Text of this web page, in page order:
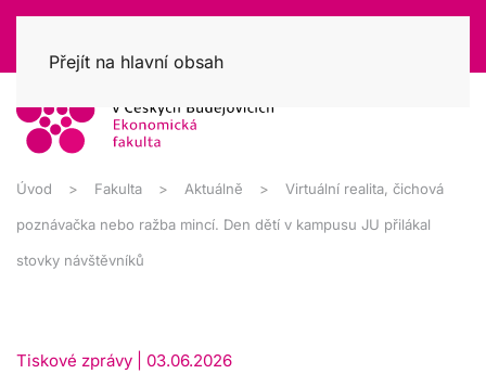
Přejít na hlavní obsah
Úvod Fakulta Aktuálně Virtuální realita, čichová
poznávačka nebo ražba mincí. Den dětí v kampusu JU přilákal
stovky návštěvníků
Tiskové zprávy | 03.06.2026